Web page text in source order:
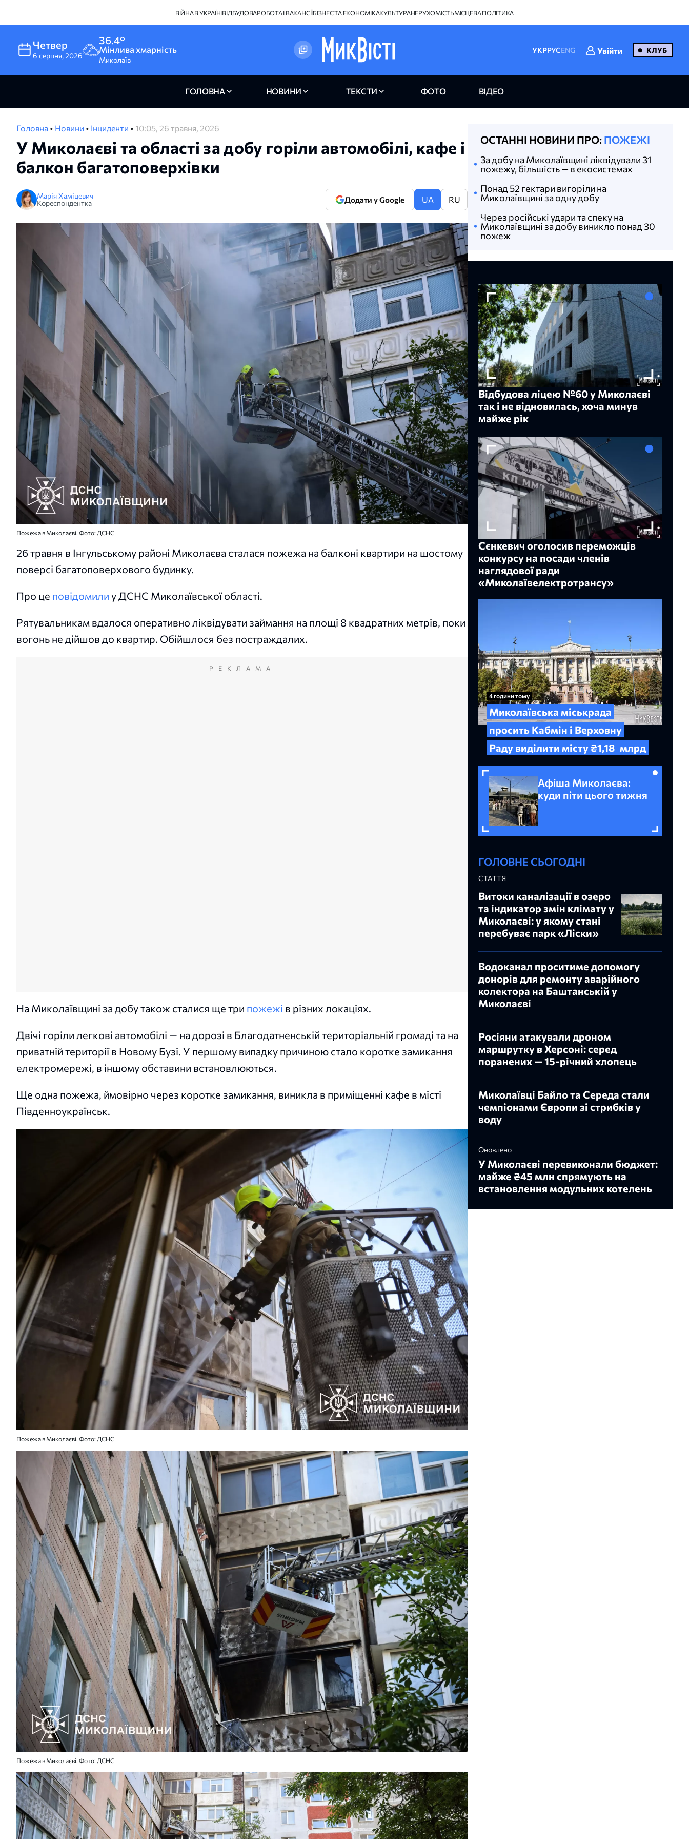
ВІЙНА В УКРАЇНІВІДБУДОВАРОБОТА І ВАКАНСІЇБІЗНЕС ТА ЕКОНОМІКАКУЛЬТУРАНЕРУХОМІСТЬМІСЦЕВА ПОЛІТИКА
Четвер
6 серпня,2026
36.4°
Мінлива хмарність
Миколаїв
УКРРУСENG Увійти КЛУБ
ГОЛОВНА НОВИНИ ТЕКСТИ ФОТО ВІДЕО
Головна • Новини • Інциденти • 10:05, 26 травня, 2026
У Миколаєві та області за добу горіли автомобілі, кафе і
балкон багатоповерхівки
Марія Хаміцевич
Кореспондентка
Додати у Google UA RU
Пожежа в Миколаєві. Фото: ДСНС
26 травня в Інгульському районі Миколаєва сталася пожежа на балконі квартири на шостому
поверсі багатоповерхового будинку.
Про це повідомили у ДСНС Миколаївської області.
Рятувальникам вдалося оперативно ліквідувати займання на площі 8 квадратних метрів, поки
вогонь не дійшов до квартир. Обійшлося без постраждалих.
РЕКЛАМА
На Миколаївщині за добу також сталися ще три пожежі в різних локаціях.
Двічі горіли легкові автомобілі — на дорозі в Благодатненській територіальній громаді та на
приватній території в Новому Бузі. У першому випадку причиною стало коротке замикання
електромережі, в іншому обставини встановлюються.
Ще одна пожежа, ймовірно через коротке замикання, виникла в приміщенні кафе в місті
Південноукраїнськ.
Пожежа в Миколаєві. Фото: ДСНС
Пожежа в Миколаєві. Фото: ДСНС
ОСТАННІ НОВИНИ ПРО: ПОЖЕЖІ
За добу на Миколаївщині ліквідували 31
пожежу, більшість — в екосистемах
Понад 52 гектари вигоріли на
Миколаївщині за одну добу
Через російські удари та спеку на
Миколаївщині за добу виникло понад 30
пожеж
Відбудова ліцею №60 у Миколаєві
так і не відновилась, хоча минув
майже рік
Сєнкевич оголосив переможців
конкурсу на посади членів
наглядової ради
«Миколаївелектротрансу»
4 години тому
Миколаївська міськрада
просить Кабмін і Верховну
Раду виділити місту ₴1,18 млрд
Афіша Миколаєва:
куди піти цього тижня
ГОЛОВНЕ СЬОГОДНІ
СТАТТЯ
Витоки каналізації в озеро
та індикатор змін клімату у
Миколаєві: у якому стані
перебуває парк «Ліски»
Водоканал проситиме допомогу
донорів для ремонту аварійного
колектора на Баштанській у
Миколаєві
Росіяни атакували дроном
маршрутку в Херсоні: серед
поранених — 15-річний хлопець
Миколаївці Байло та Середа стали
чемпіонами Європи зі стрибків у
воду
Оновлено
У Миколаєві перевиконали бюджет:
майже ₴45 млн спрямують на
встановлення модульних котелень